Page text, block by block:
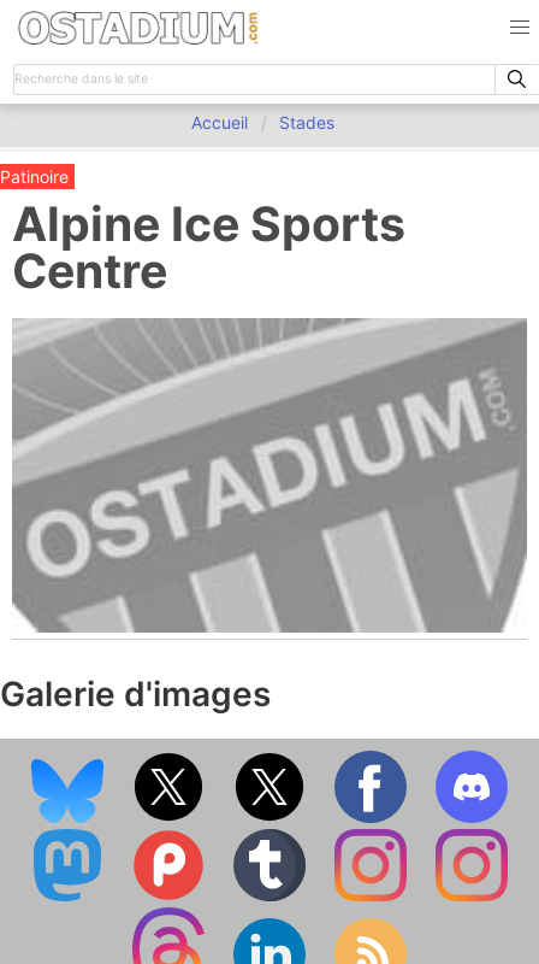
Accueil Stades
Patinoire
Alpine Ice Sports
Centre
Galerie d'images